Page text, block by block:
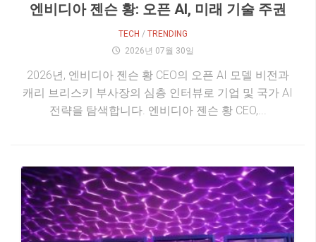
엔비디아 젠슨 황: 오픈 AI, 미래 기술 주권
TECH / TRENDING
2026년 07월 30일
2026년, 엔비디아 젠슨 황 CEO의 오픈 AI 모델 비전과
캐리 브리스키 부사장의 심층 인터뷰로 기업 및 국가 AI
전략을 탐색합니다. 엔비디아 젠슨 황 CEO,...